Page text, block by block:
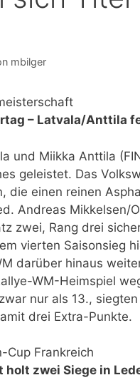
mbilger
– Latvala/Anttila
und Miikka Anttila
geleistet. Das
die einen reinen
Andreas Mikkelsen/
zwei, Rang drei
vierten Saisonsieg
darüber hinaus
WM-Heimspiel
nur als 13.,
drei Extra-Punkte.
Cup Frankreich
holt zwei Siege in